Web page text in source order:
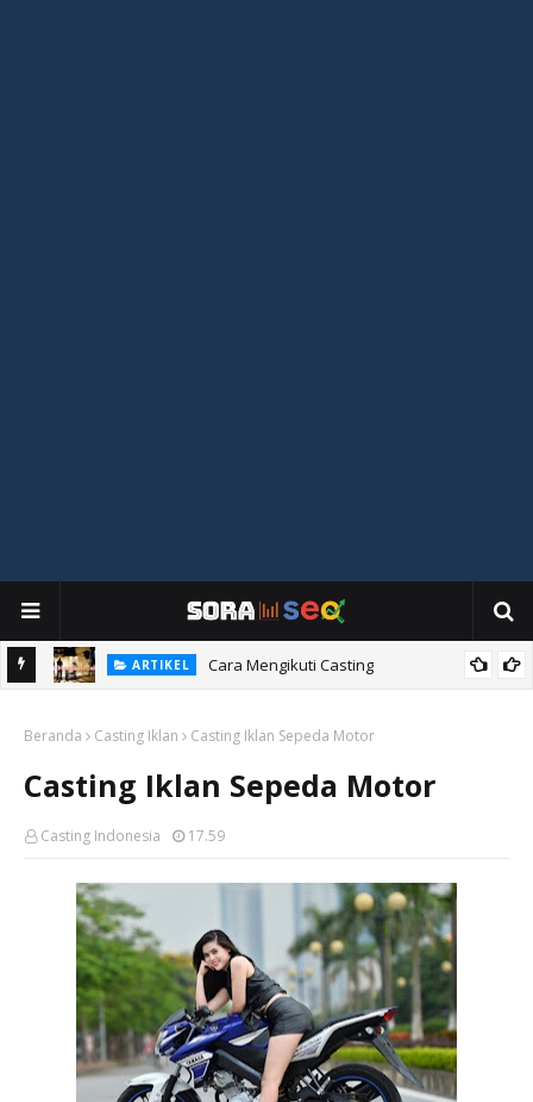
ARTIKEL Cara Mengikuti Casting
Beranda Casting Iklan Casting Iklan Sepeda Motor
Casting Iklan Sepeda Motor
Casting Indonesia 17.59